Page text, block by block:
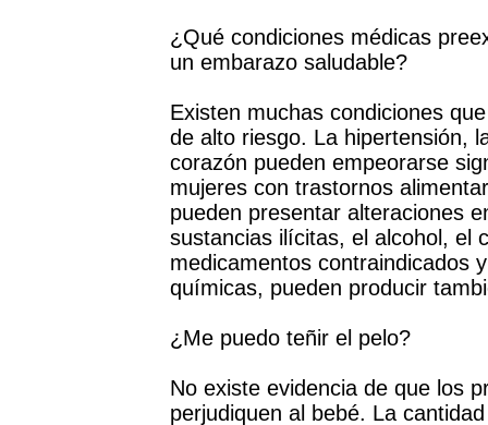
¿Qué condiciones médicas
un embarazo saludable?
Existen muchas condiciones
de alto riesgo. La hipertensión,
corazón pueden empeorarse
mujeres con trastornos
pueden presentar alteraciones
sustancias ilícitas, el alcohol, el
medicamentos contraindicados
químicas, pueden producir
¿Me puedo teñir el pelo?
No existe evidencia de que los
perjudiquen al bebé. La